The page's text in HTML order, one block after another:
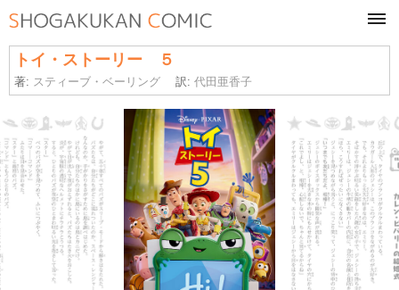
トイ・ストーリー ５
著: スティーブ・ベーリング 訳:代田亜香子